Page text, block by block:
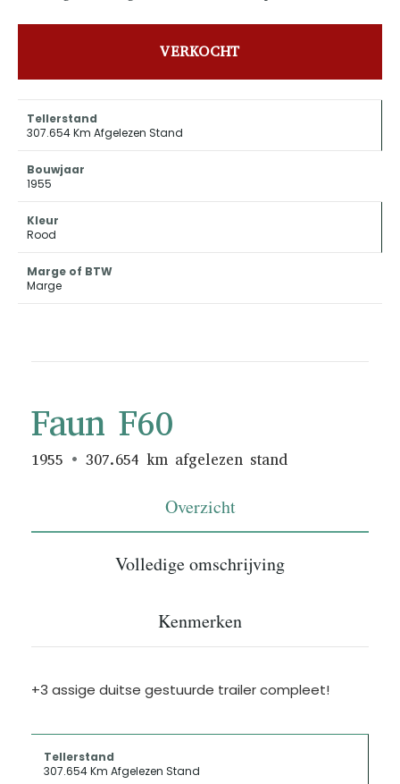
VERKOCHT
Tellerstand
307.654 Km Afgelezen Stand
Bouwjaar
1955
Kleur
Rood
Marge of BTW
Marge
Faun F60
1955 307.654 km afgelezen stand
Overzicht
Volledige omschrijving
Kenmerken
+3 assige duitse gestuurde trailer compleet!
Tellerstand
307.654 Km Afgelezen Stand